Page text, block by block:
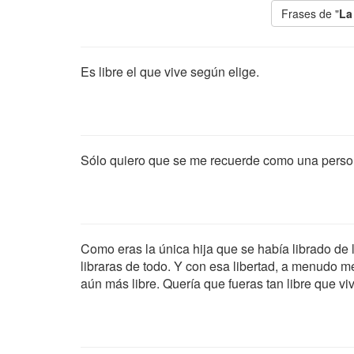
Frases de "
Es libre el que vive según elige.
Sólo quiero que se me recuerde como una
Como eras la única hija que se había librado
libraras de todo. Y con esa libertad, a menudo
aún más libre. Quería que fueras tan libre que